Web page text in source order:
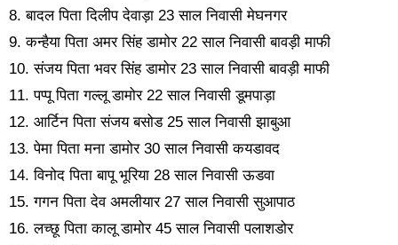
8. बादल पिता दिलीप देवाड़ा 23 साल निवासी मेघनगर
9. कन्हैया पिता अमर सिंह डामोर 22 साल निवासी बावड़ी माफी
10. संजय पिता भवर सिंह डामोर 23 साल निवासी बावड़ी माफी
11. पप्पू पिता गल्लू डामोर 22 साल निवासी डूमपाड़ा
12. आर्टिन पिता संजय बसोड 25 साल निवासी झाबुआ
13. पेमा पिता मना डामोर 30 साल निवासी कयडावद
14. विनोद पिता बापू भूरिया 28 साल निवासी ऊडवा
15. गगन पिता देव अमलीयार 27 साल निवासी सुआपाठ
16. लच्छू पिता कालू डामोर 45 साल निवासी पलाशडोर